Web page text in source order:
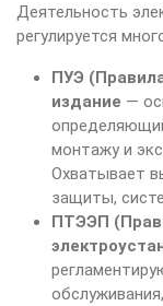
Деятельность
регулируется
ПУЭ
издание —
монтажу и
Охватывает
защиты,
ПТЭЭП